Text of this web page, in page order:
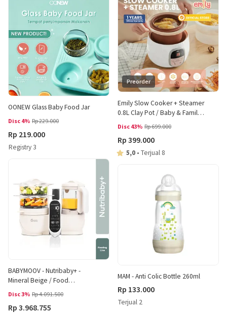
OONEW Glass Baby Food Jar
Disc 4% Rp 229.000
Rp 219.000
Registry 3
BABYMOOV - Nutribaby+ -
Mineral Beige / Food
Blender MPASI
Disc 3% Rp 4.091.500
Rp 3.968.755
Preorder
Emily Slow Cooker + Steamer
0.8L Clay Pot / Baby & Family
Disc 43% Rp 699.000
Rp 399.000
5,0 • Terjual 8
MAM - Anti Colic Bottle 260ml
Rp 133.000
Terjual 2